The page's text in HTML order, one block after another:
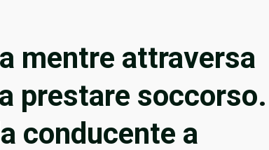
mentre attraversa
prestare soccorso.
conducente a